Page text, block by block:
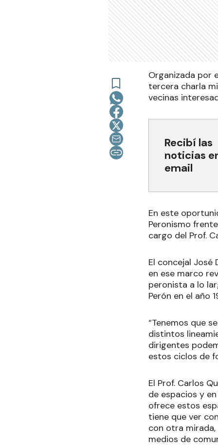
Organizada por
tercera charla
vecinas
Recibí las
noticias
email
En este
Peronismo
cargo del Prof.
El concejal
en ese marco
peronista a lo
Perón en el año
“Tenemos que
distintos
dirigentes
estos ciclos de
El Prof. Carlos
de espacios y
ofrece estos
tiene que ver
con otra
medios de